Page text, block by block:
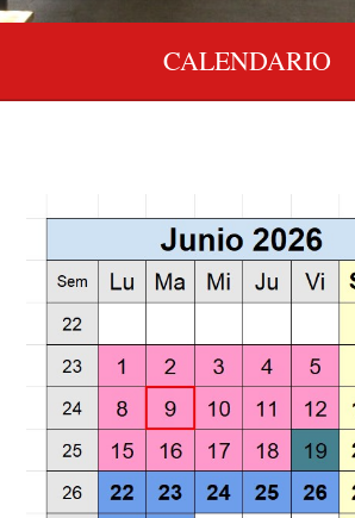
CALENDARIO